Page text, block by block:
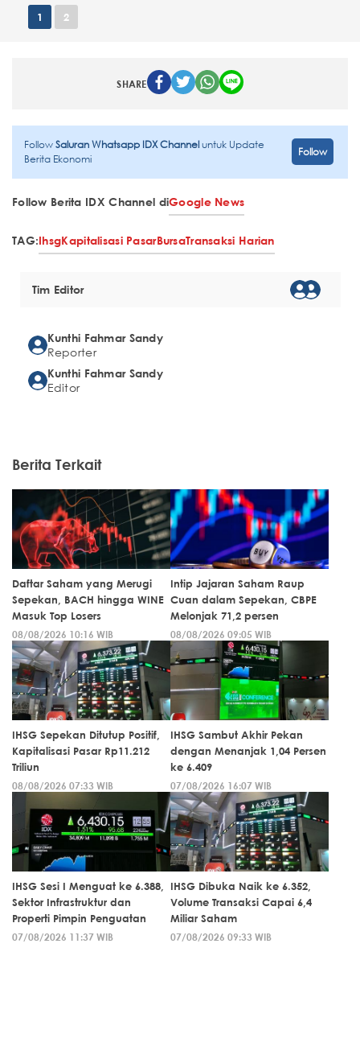
1 2
SHARE
FollowSaluran Whatsapp IDX Channeluntuk Update
Berita Ekonomi
Follow
Follow Berita IDX Channel diGoogle News
TAG:IhsgKapitalisasi PasarBursaTransaksi Harian
Tim Editor
Kunthi Fahmar Sandy
Reporter
Kunthi Fahmar Sandy
Editor
Berita Terkait
Daftar Saham yang Merugi
Sepekan, BACH hingga WINE
Masuk Top Losers
08/08/2026 10:16 WIB
Intip Jajaran Saham Raup
Cuan dalam Sepekan, CBPE
Melonjak 71,2 persen
08/08/2026 09:05 WIB
IHSG Sepekan Ditutup Positif,
Kapitalisasi Pasar Rp11.212
Triliun
08/08/2026 07:33 WIB
IHSG Sambut Akhir Pekan
dengan Menanjak 1,04 Persen
ke 6.409
07/08/2026 16:07 WIB
IHSG Sesi I Menguat ke 6.388,
Sektor Infrastruktur dan
Properti Pimpin Penguatan
07/08/2026 11:37 WIB
IHSG Dibuka Naik ke 6.352,
Volume Transaksi Capai 6,4
Miliar Saham
07/08/2026 09:33 WIB